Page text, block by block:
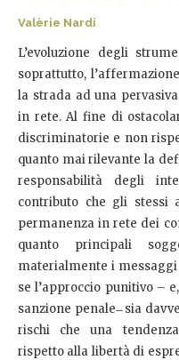
Valèrie Nardi
L’evoluzione degli
soprattutto,
la strada ad una
in rete. Al fine di
discriminatorie e non
quanto mai rilevante la
responsabilità degli
contributo che gli stessi
permanenza in rete dei
quanto principali
materialmente i
se l’approccio punitivo –
sanzione penale ̶ sia
rischi che una
rispetto alla libertà di